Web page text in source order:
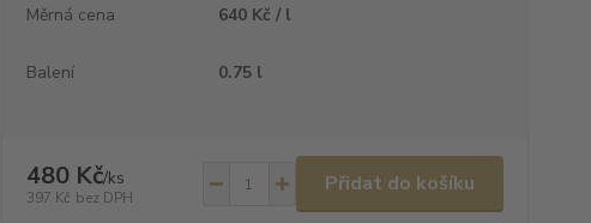
Měrná cena
640 Kč / l
Balení 0.75 l
480 Kč/ks
397 Kč bez DPH
Přidat do košíku